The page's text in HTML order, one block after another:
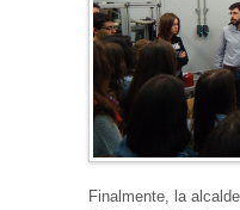
Finalmente, la